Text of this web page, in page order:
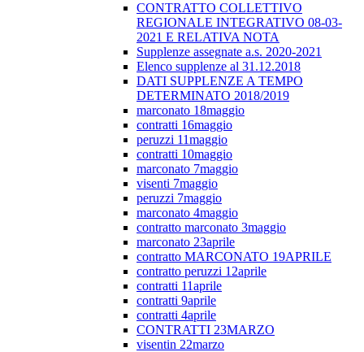
CONTRATTO COLLETTIVO
REGIONALE INTEGRATIVO 08-03-
2021 E RELATIVA NOTA
Supplenze assegnate a.s. 2020-2021
Elenco supplenze al 31.12.2018
DATI SUPPLENZE A TEMPO
DETERMINATO 2018/2019
marconato 18maggio
contratti 16maggio
peruzzi 11maggio
contratti 10maggio
marconato 7maggio
visenti 7maggio
peruzzi 7maggio
marconato 4maggio
contratto marconato 3maggio
marconato 23aprile
contratto MARCONATO 19APRILE
contratto peruzzi 12aprile
contratti 11aprile
contratti 9aprile
contratti 4aprile
CONTRATTI 23MARZO
visentin 22marzo